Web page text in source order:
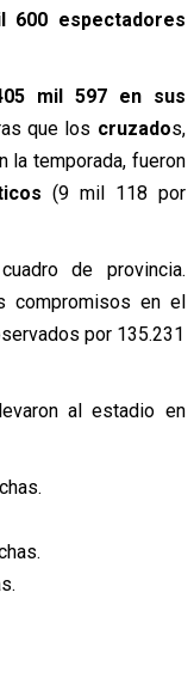
600 espectadores
mil 597 en sus
que los cruzados,
la temporada, fueron
(9 mil 118 por
de provincia.
compromisos en el
por 135.231
al estadio en